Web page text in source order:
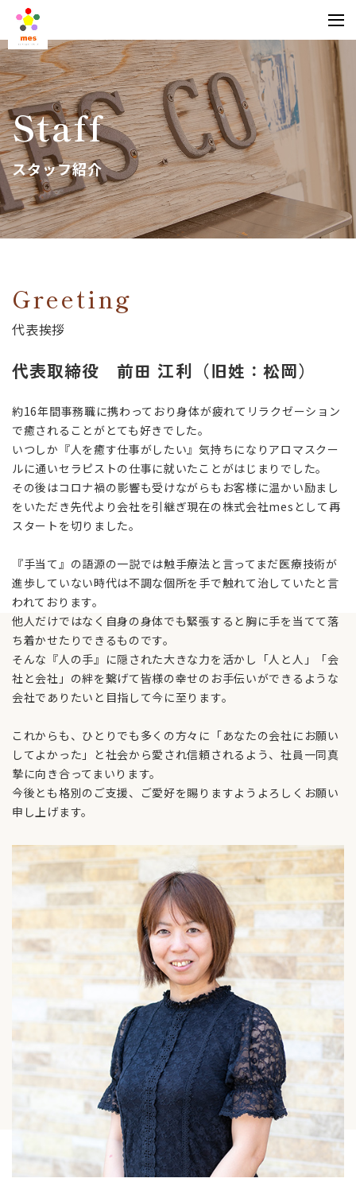
Staff
スタッフ紹介
Greeting
代表挨拶
代表取締役 前田 江利（旧姓：松岡）
約16年間事務職に携わっており身体が疲れてリラクゼーション
で癒されることがとても好きでした。
いつしか『人を癒す仕事がしたい』気持ちになりアロマスクー
ルに通いセラピストの仕事に就いたことがはじまりでした。
その後はコロナ禍の影響も受けながらもお客様に温かい励まし
をいただき先代より会社を引継ぎ現在の株式会社mesとして再
スタートを切りました。
『手当て』の語源の一説では触手療法と言ってまだ医療技術が
進歩していない時代は不調な個所を手で触れて治していたと言
われております。
他人だけではなく自身の身体でも緊張すると胸に手を当てて落
ち着かせたりできるものです。
そんな『人の手』に隠された大きな力を活かし「人と人」「会
社と会社」の絆を繋げて皆様の幸せのお手伝いができるような
会社でありたいと目指して今に至ります。
これからも、ひとりでも多くの方々に「あなたの会社にお願い
してよかった」と社会から愛され信頼されるよう、社員一同真
摯に向き合ってまいります。
​​​​​​​今後とも格別のご支援、ご愛好を賜りますようよろしくお願い
申し上げます。